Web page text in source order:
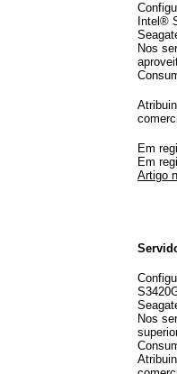
Intel®
Nos
Em
Em
Artigo
Nos